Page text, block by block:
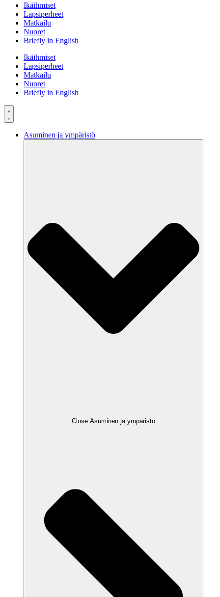
Ikäihmiset
Lapsiperheet
Matkailu
Nuoret
Briefly in English
Ikäihmiset
Lapsiperheet
Matkailu
Nuoret
Briefly in English
Asuminen ja ympäristö
Close Asuminen ja ympäristö